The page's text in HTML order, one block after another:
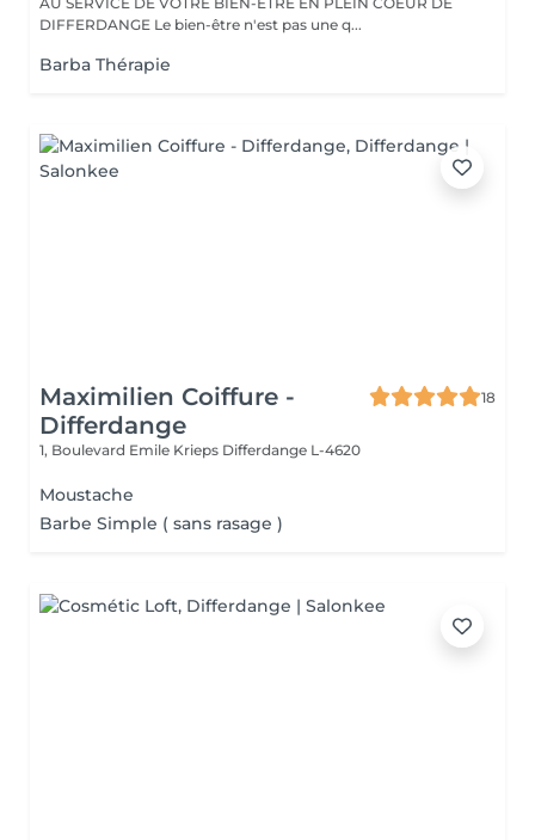
DIFFERDANGE Le bien-être n'est pas une q...
Barba Thérapie
Maximilien Coiffure -
Differdange
18
1, Boulevard Emile Krieps Differdange L-4620
Moustache
Barbe Simple ( sans rasage )